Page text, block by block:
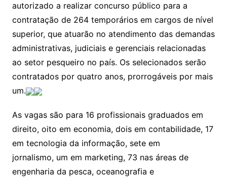
autorizado a realizar concurso público para a
contratação de 264 temporários em cargos de nível
superior, que atuarão no atendimento das demandas
administrativas, judiciais e gerenciais relacionadas
ao setor pesqueiro no país. Os selecionados serão
contratados por quatro anos, prorrogáveis por mais
um.
As vagas são para 16 profissionais graduados em
direito, oito em economia, dois em contabilidade, 17
em tecnologia da informação, sete em
jornalismo, um em marketing, 73 nas áreas de
engenharia da pesca, oceanografia e